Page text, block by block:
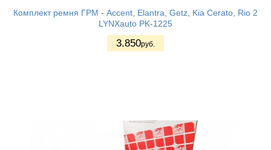
Комплект ремня ГРМ - Accent, Elantra, Getz, Kia Cerato, Rio 2
LYNXauto PK-1225
3.850руб.